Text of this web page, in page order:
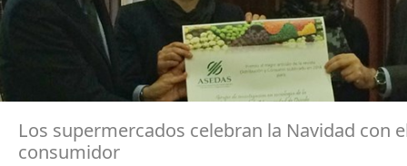
Los supermercados celebran la Navidad con
consumidor